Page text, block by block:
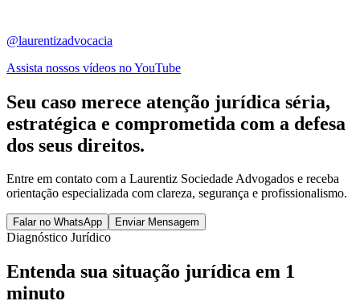
@laurentizadvocacia
Assista nossos vídeos no YouTube
Seu caso merece atenção jurídica séria,
estratégica e comprometida com a defesa
dos seus direitos.
Entre em contato com a Laurentiz Sociedade Advogados e receba
orientação especializada com clareza, segurança e profissionalismo.
Falar no WhatsApp Enviar Mensagem
Diagnóstico Jurídico
Entenda sua situação jurídica em 1
minuto